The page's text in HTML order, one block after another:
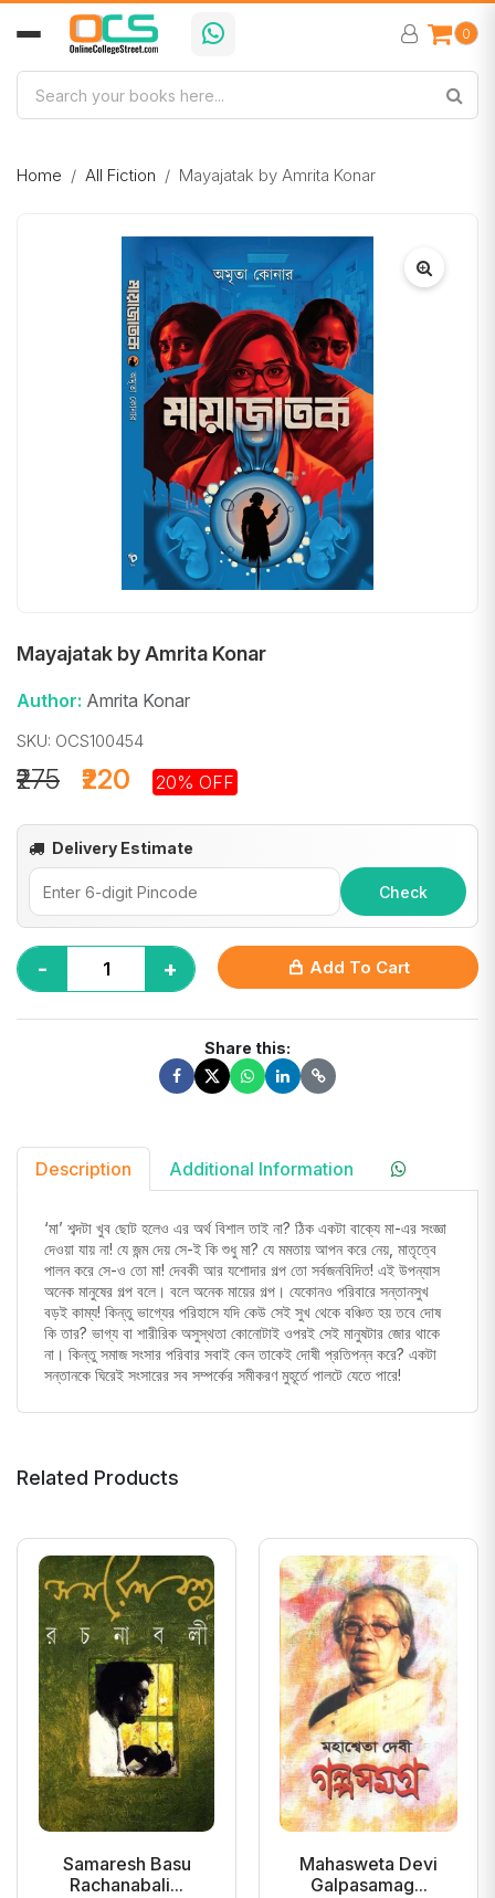
0
Home All Fiction Mayajatak by Amrita Konar
Mayajatak by Amrita Konar
Author: Amrita Konar
SKU: OCS100454
₹220
₹275 20% OFF
Delivery Estimate
Check
- + Add To Cart
Share this:
Description Additional Information
‘মা’ শব্দটা খুব ছোট হলেও এর অর্থ বিশাল তাই না? ঠিক একটা বাক্যে মা-এর সংজ্ঞা
দেওয়া যায় না! যে জন্ম দেয় সে-ই কি শুধু মা? যে মমতায় আপন করে নেয়, মাতৃত্বে
পালন করে সে-ও তো মা! দেবকী আর যশোদার গল্প তো সর্বজনবিদিত! এই উপন্যাস
অনেক মানুষের গল্প বলে। বলে অনেক মায়ের গল্প। যেকোনও পরিবারে সন্তানসুখ
বড়ই কাম্য! কিন্তু ভাগ্যের পরিহাসে যদি কেউ সেই সুখ থেকে বঞ্চিত হয় তবে দোষ
কি তার? ভাগ্য বা শারীরিক অসুস্থতা কোনোটাই ওপরই সেই মানুষটার জোর থাকে
না। কিন্তু সমাজ সংসার পরিবার সবাই কেন তাকেই দোষী প্রতিপন্ন করে? একটা
সন্তানকে ঘিরেই সংসারের সব সম্পর্কের সমীকরণ মুহূর্তে পালটে যেতে পারে!
Related Products
Samaresh Basu
Rachanabali...
Mahasweta Devi
Galpasamag...